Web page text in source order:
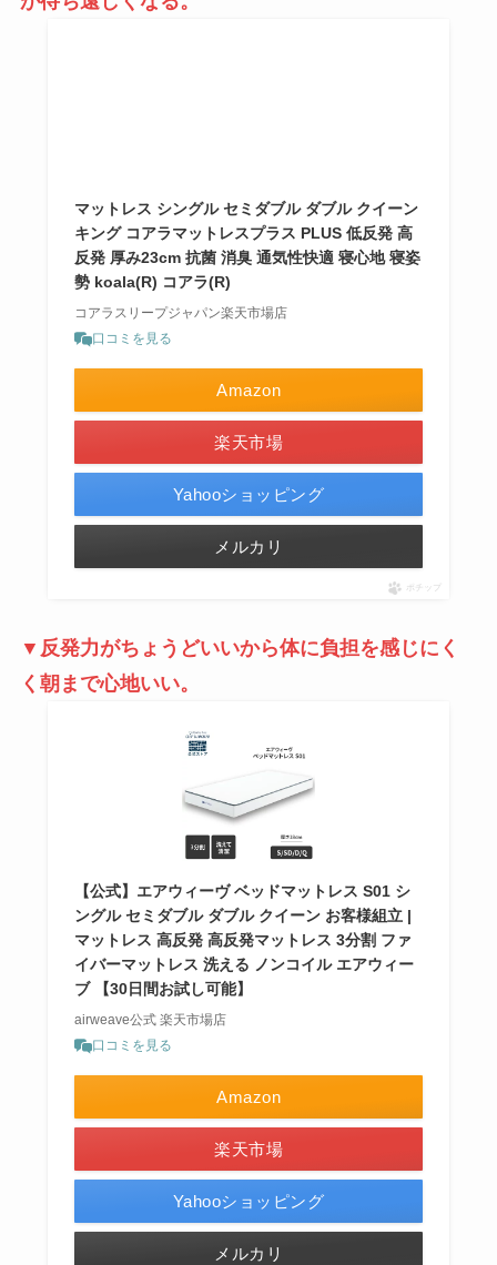
マットレス シングル セミダブル ダブル クイーン
キング コアラマットレスプラス PLUS 低反発 高
反発 厚み23cm 抗菌 消臭 通気性快適 寝心地 寝姿
勢 koala(R) コアラ(R)
コアラスリープジャパン楽天市場店
口コミを見る
Amazon
楽天市場
Yahooショッピング
メルカリ
ポチップ
▼反発力がちょうどいいから体に負担を感じにく
く朝まで心地いい。
【公式】エアウィーヴ ベッドマットレス S01 シ
ングル セミダブル ダブル クイーン お客様組立 |
マットレス 高反発 高反発マットレス 3分割 ファ
イバーマットレス 洗える ノンコイル エアウィー
ブ 【30日間お試し可能】
airweave公式 楽天市場店
口コミを見る
Amazon
楽天市場
Yahooショッピング
メルカリ